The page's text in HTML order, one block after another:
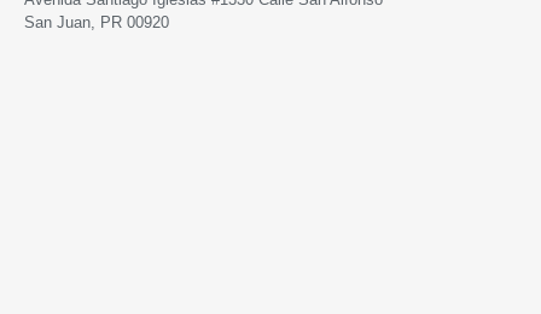
San Juan, PR 00920